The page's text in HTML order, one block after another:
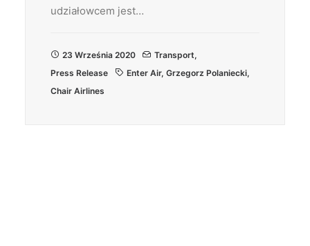
udziałowcem jest…
23 Września 2020 Transport,
Press Release
Enter Air, Grzegorz Polaniecki,
Chair Airlines